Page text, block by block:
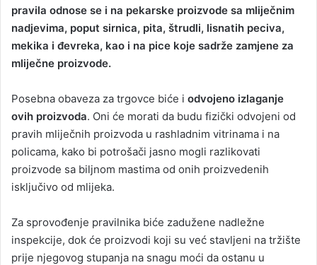
pravila odnose se i na pekarske proizvode sa mliječnim
nadjevima, poput sirnica, pita, štrudli, lisnatih peciva,
mekika i đevreka, kao i na pice koje sadrže zamjene za
mliječne proizvode.
Posebna obaveza za trgovce biće i odvojeno izlaganje
ovih proizvoda. Oni će morati da budu fizički odvojeni od
pravih mliječnih proizvoda u rashladnim vitrinama i na
policama, kako bi potrošači jasno mogli razlikovati
proizvode sa biljnom mastima od onih proizvedenih
isključivo od mlijeka.
Za sprovođenje pravilnika biće zadužene nadležne
inspekcije, dok će proizvodi koji su već stavljeni na tržište
prije njegovog stupanja na snagu moći da ostanu u